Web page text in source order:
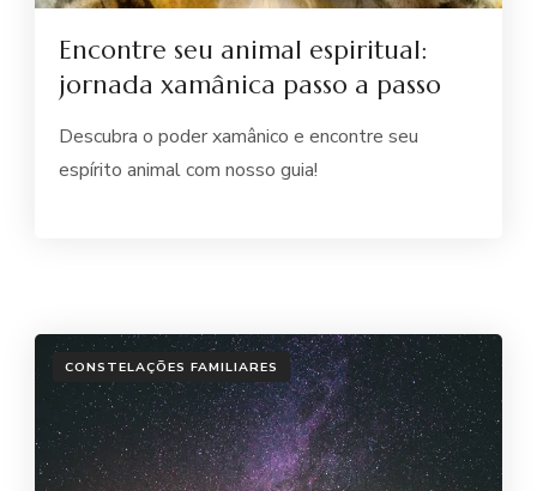
Encontre seu animal espiritual:
jornada xamânica passo a passo
Descubra o poder xamânico e encontre seu
espírito animal com nosso guia!
CONSTELAÇÕES FAMILIARES